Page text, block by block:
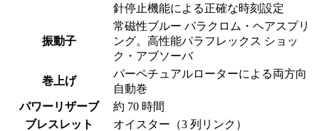
針停止機能による正確な時刻設定
振動子
常磁性ブルー パラクロム・ヘアスプリ
ング。高性能パラフレックス ショッ
ク・アブソーバ
巻上げ
パーペチュアルローターによる両方向
自動巻
パワーリザーブ
約 70 時間
ブレスレット
オイスター（3 列リンク）